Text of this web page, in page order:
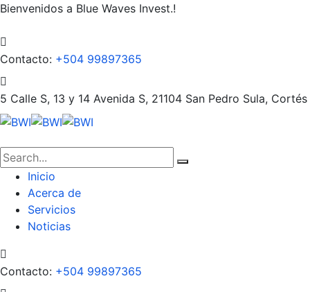
Bienvenidos a Blue Waves Invest.!
Contacto: +504 99897365
5 Calle S, 13 y 14 Avenida S, 21104 San Pedro Sula, Cortés
Inicio
Acerca de
Servicios
Noticias
Contacto: +504 99897365